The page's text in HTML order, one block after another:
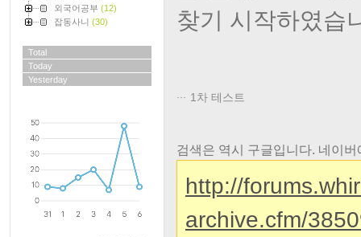
외국어공부 (12)
잡동사니 (30)
Total
Today
Yesterday
찾기 시작하였습
1차 테스트
검색은 역시 구글입니다. 네이
http://
archive.cfm/